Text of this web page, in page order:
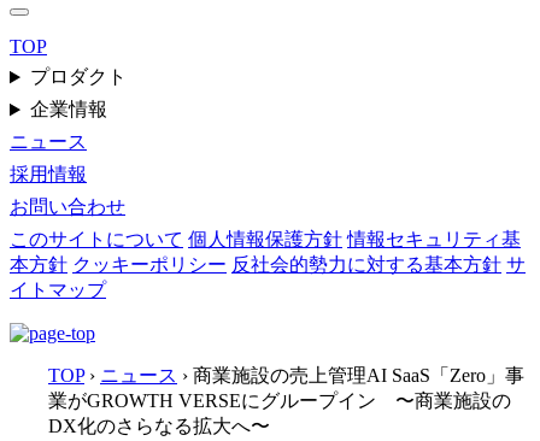
TOP
プロダクト
企業情報
ニュース
採用情報
お問い合わせ
このサイトについて 個人情報保護方針 情報セキュリティ基
本方針 クッキーポリシー 反社会的勢力に対する基本方針 サ
イトマップ
TOP › ニュース › 商業施設の売上管理AI SaaS「Zero」事
業がGROWTH VERSEにグループイン 〜商業施設の
DX化のさらなる拡大へ〜